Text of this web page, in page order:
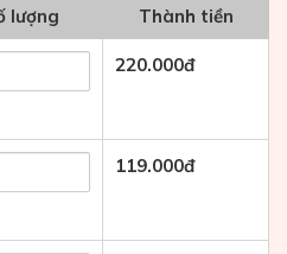
lượng Thành tiền
220.000đ
119.000đ